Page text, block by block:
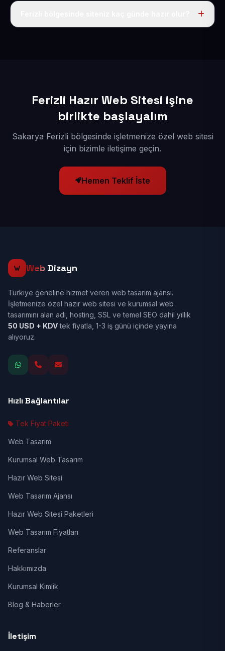
Ferizli Hazır Web Sitesi işine
birlikte başlayalım
Sakarya Ferizli bölgesinde işletmenize özel web sitesi
için bizimle iletişime geçin.
Hemen Teklif İste
Web Dizayn
Türkiye geneline hizmet veren web tasarım ajansı.
İşletmenize özel hazır web sitesi ve kurumsal web
tasarımını alan adı, hosting, SSL ve temel SEO dahil yıllık
50 USD + KDVtek fiyatla, 1-3 iş günü içinde yayına
alıyoruz.
Hızlı Bağlantılar
Tek Fiyat Paketi
Web Tasarım
Kurumsal Web Tasarım
Hazır Web Sitesi
Web Tasarım Ajansı
Hazır Web Sitesi Paketleri
Web Tasarım Fiyatları
Referanslar
Hakkımızda
Kurumsal Kimlik
Blog & Haberler
İletişim